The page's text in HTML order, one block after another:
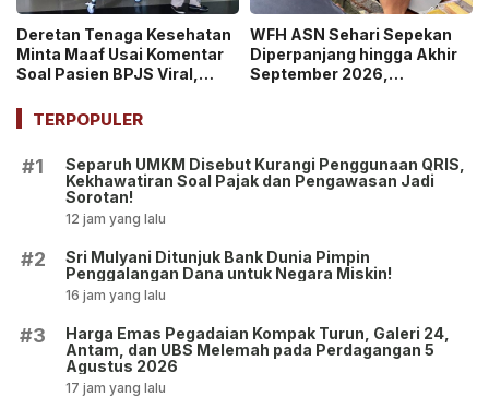
Deretan Tenaga Kesehatan
Minta Maaf Usai Komentar
Soal Pasien BPJS Viral,
Chaerawan Jadi Sorotan
Publik!
WFH ASN Sehari Sepekan
Diperpanjang hingga Akhir
September 2026,
TERPOPULER
#1
Separuh UMKM Disebut Kurangi Penggunaan QRIS,
Kekhawatiran Soal Pajak dan Pengawasan Jadi
Sorotan!
12 jam yang lalu
#2
Sri Mulyani Ditunjuk Bank Dunia Pimpin
Penggalangan Dana untuk Negara Miskin!
16 jam yang lalu
#3
Harga Emas Pegadaian Kompak Turun, Galeri 24,
Antam, dan UBS Melemah pada Perdagangan 5
Agustus 2026
17 jam yang lalu